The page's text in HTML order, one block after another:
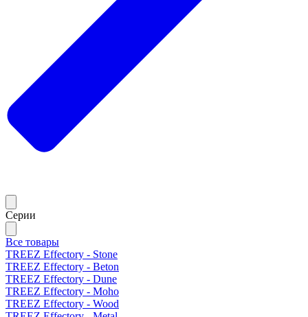
Серии
Все товары
TREEZ Effectory - Stone
TREEZ Effectory - Beton
TREEZ Effectory - Dune
TREEZ Effectory - Moho
TREEZ Effectory - Wood